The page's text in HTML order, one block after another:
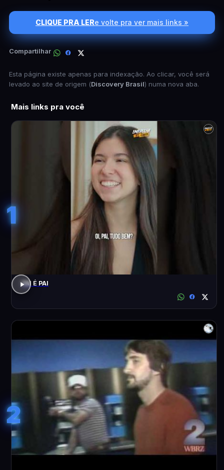
CLIQUE PRA LERe volte pra ver mais links »
Compartilhar
Esta página existe apenas para indexação. Ao clicar, você será
levado ao site de origem (Discovery Brasil) numa nova aba.
Mais links pra você
1
PAI É PAI
2